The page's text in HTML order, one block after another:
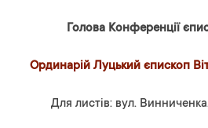
Голова Конференції
Ординарій Луцький єпископ
Для листів: вул.